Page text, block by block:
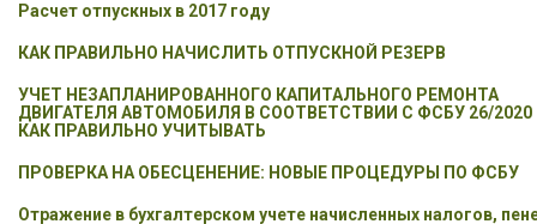
Расчет отпускных в 2017 году
КАК ПРАВИЛЬНО НАЧИСЛИТЬ ОТПУСКНОЙ РЕЗЕРВ
УЧЕТ НЕЗАПЛАНИРОВАННОГО КАПИТАЛЬНОГО РЕМОНТА
ДВИГАТЕЛЯ АВТОМОБИЛЯ В СООТВЕТСТВИИ С ФСБУ 26/2020
КАК ПРАВИЛЬНО УЧИТЫВАТЬ
ПРОВЕРКА НА ОБЕСЦЕНЕНИЕ: НОВЫЕ ПРОЦЕДУРЫ ПО ФСБУ
Отражение в бухгалтерском учете начисленных налогов,